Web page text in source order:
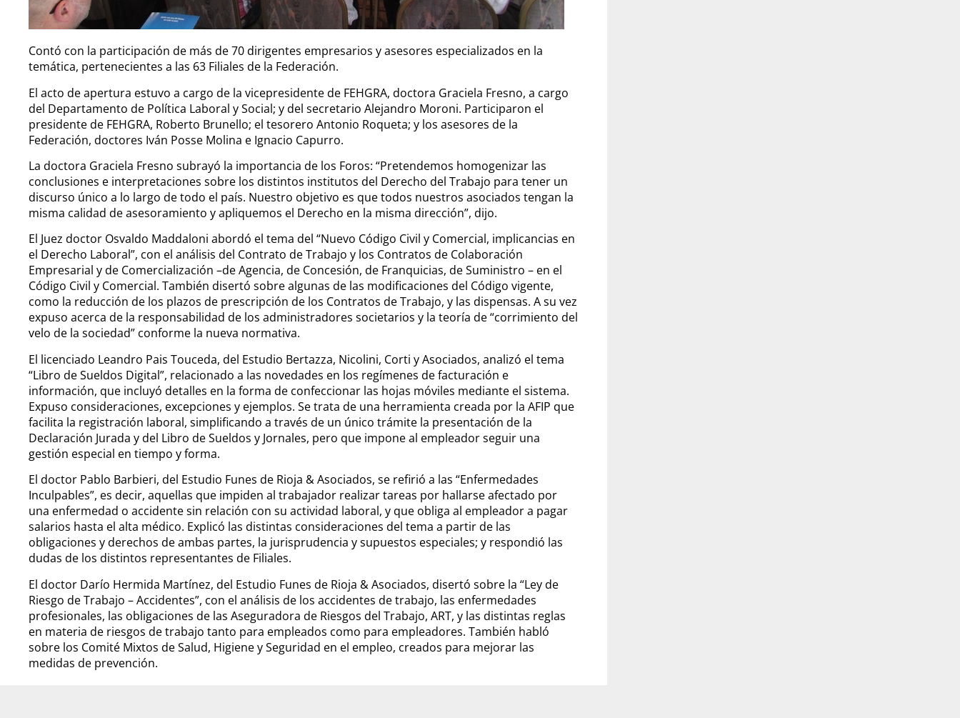
Contó con la participación de más de 70 dirigentes empresarios y asesores especializados en la
temática, pertenecientes a las 63 Filiales de la Federación.
El acto de apertura estuvo a cargo de la vicepresidente de FEHGRA, doctora Graciela Fresno, a cargo
del Departamento de Política Laboral y Social; y del secretario Alejandro Moroni. Participaron el
presidente de FEHGRA, Roberto Brunello; el tesorero Antonio Roqueta; y los asesores de la
Federación, doctores Iván Posse Molina e Ignacio Capurro.
La doctora Graciela Fresno subrayó la importancia de los Foros: “Pretendemos homogenizar las
conclusiones e interpretaciones sobre los distintos institutos del Derecho del Trabajo para tener un
discurso único a lo largo de todo el país. Nuestro objetivo es que todos nuestros asociados tengan la
misma calidad de asesoramiento y apliquemos el Derecho en la misma dirección”, dijo.
El Juez doctor Osvaldo Maddaloni abordó el tema del “Nuevo Código Civil y Comercial, implicancias en
el Derecho Laboral”, con el análisis del Contrato de Trabajo y los Contratos de Colaboración
Empresarial y de Comercialización –de Agencia, de Concesión, de Franquicias, de Suministro – en el
Código Civil y Comercial. También disertó sobre algunas de las modificaciones del Código vigente,
como la reducción de los plazos de prescripción de los Contratos de Trabajo, y las dispensas. A su vez
expuso acerca de la responsabilidad de los administradores societarios y la teoría de “corrimiento del
velo de la sociedad” conforme la nueva normativa.
El licenciado Leandro Pais Touceda, del Estudio Bertazza, Nicolini, Corti y Asociados, analizó el tema
“Libro de Sueldos Digital”, relacionado a las novedades en los regímenes de facturación e
información, que incluyó detalles en la forma de confeccionar las hojas móviles mediante el sistema.
Expuso consideraciones, excepciones y ejemplos. Se trata de una herramienta creada por la AFIP que
facilita la registración laboral, simplificando a través de un único trámite la presentación de la
Declaración Jurada y del Libro de Sueldos y Jornales, pero que impone al empleador seguir una
gestión especial en tiempo y forma.
El doctor Pablo Barbieri, del Estudio Funes de Rioja & Asociados, se refirió a las “Enfermedades
Inculpables”, es decir, aquellas que impiden al trabajador realizar tareas por hallarse afectado por
una enfermedad o accidente sin relación con su actividad laboral, y que obliga al empleador a pagar
salarios hasta el alta médico. Explicó las distintas consideraciones del tema a partir de las
obligaciones y derechos de ambas partes, la jurisprudencia y supuestos especiales; y respondió las
dudas de los distintos representantes de Filiales.
El doctor Darío Hermida Martínez, del Estudio Funes de Rioja & Asociados, disertó sobre la “Ley de
Riesgo de Trabajo – Accidentes”, con el análisis de los accidentes de trabajo, las enfermedades
profesionales, las obligaciones de las Aseguradora de Riesgos del Trabajo, ART, y las distintas reglas
en materia de riesgos de trabajo tanto para empleados como para empleadores. También habló
sobre los Comité Mixtos de Salud, Higiene y Seguridad en el empleo, creados para mejorar las
medidas de prevención.